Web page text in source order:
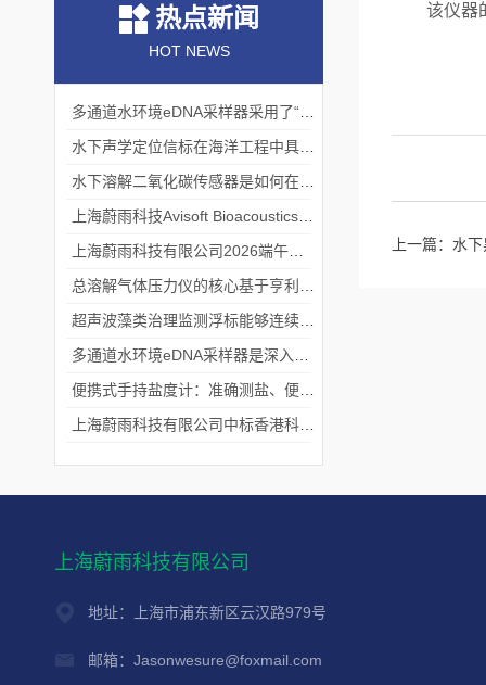
热点新闻
HOT NEWS
该仪器
上一篇： 水
上海蔚雨科技有限公司
地址：上海市浦东新区云汉路979号
邮箱：Jasonwesure@foxmail.com